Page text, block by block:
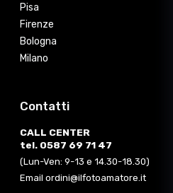
Pisa
Firenze
Bologna
Milano
Contatti
CALL CENTER
tel. 0587 69 71 47
(Lun-Ven: 9-13 e 14.30-18.30)
Email ordini@ilfotoamatore.it